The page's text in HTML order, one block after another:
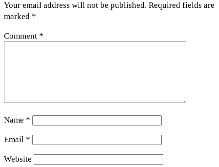
Your email address will not be published. Required fields are
marked *
Comment *
Name *
Email *
Website